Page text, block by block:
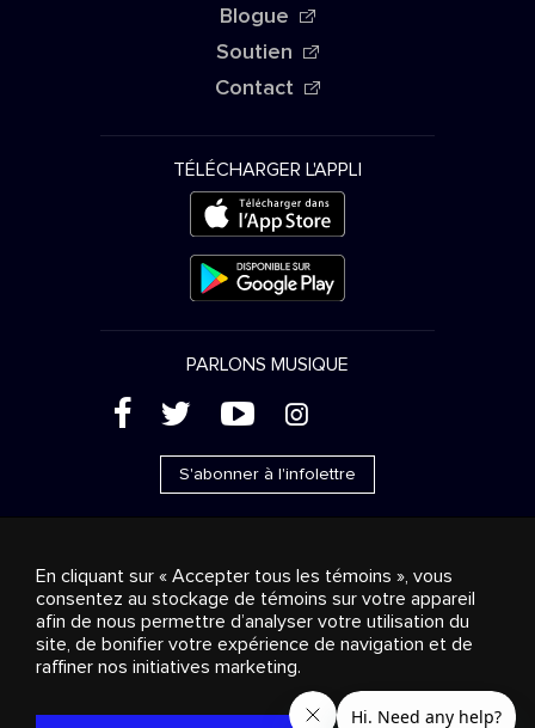
Blogue
Soutien
Contact
TÉLÉCHARGER L'APPLI
PARLONS MUSIQUE
( ' + &
S'abonner à l'infolettre
Ventes publicitaires
Diffusion & distribution
Consommateurs
Solutions d’affaires Radio
propos
Cookies settings
© 2018-2025 Groupe Stingray Inc. Tous droits réservés.
, VOS AMBIANCES MUSICALES
et les autres
En cliquant sur « Accepter tous les témoins », vous
consentez au stockage de témoins sur votre appareil
afin de nous permettre d’analyser votre utilisation du
site, de bonifier votre expérience de navigation et de
raffiner nos initiatives marketing.